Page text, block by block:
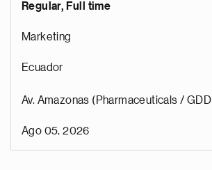
Regular, Full time
Marketing
Ecuador
Av. Amazonas (Pharmaceuticals /
Ago 05, 2026